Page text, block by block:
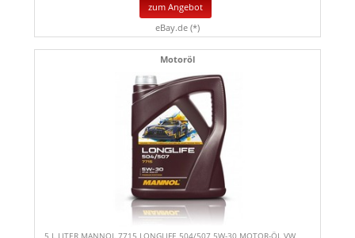
zum Angebot
eBay.de (*)
Motoröl
5 L LITER MANNOL 7715 LONGLIFE 504/507 5W-30 MOTOR-ÖL VW